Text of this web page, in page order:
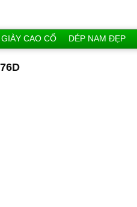
GIÀY CAO CỔ DÉP NAM ĐẸP